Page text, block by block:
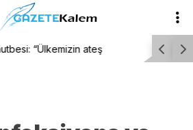
yansımaları…Doç. Dr.